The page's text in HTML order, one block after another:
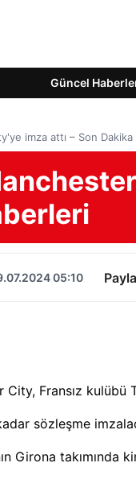
Güncel
imza attı – Son
05:10
Fransız
sözleşme
Girona takımında